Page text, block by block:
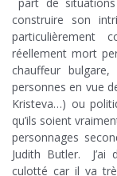
construire son
particulièrement
réellement mort
chauffeur
personnes en vue
Kristeva…) ou
qu’ils soient
personnages
Judith Butler. J’ai
culotté car il va